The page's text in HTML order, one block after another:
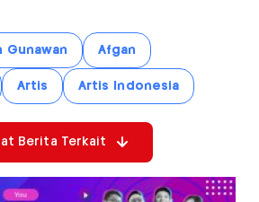
Gunawan Afgan
Artis Artis Indonesia
Berita Terkait